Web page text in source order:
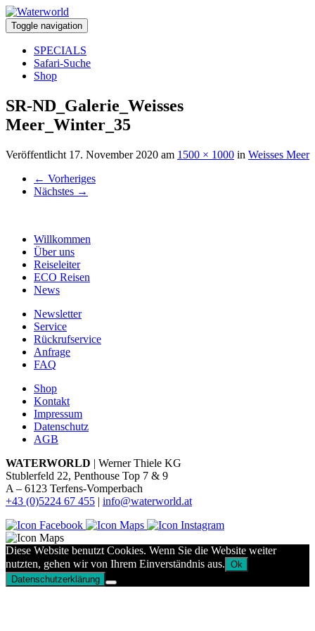
Toggle navigation
SPECIALS
Safari-Suche
Shop
SR-ND_Galerie_Weisses
Meer_Winter_35
Veröffentlicht 17. November 2020 am 1500 × 1000 in Weisses Meer
← Vorheriges
Nächstes →
Willkommen
Über uns
Reiseleiter
ECO Reisen
News
Newsletter
Service
Rückrufservice
Anfrage
FAQ
Shop
Kontakt
Impressum
Datenschutz
AGB
WATERWORLD | Werner Thiele KG
Stublerfeld 22, Penthouse Top 7 & 9
A – 6123 Terfens-Vomperbach
+43 (0)5224 67 455 | info@waterworld.at
Diese Website benutzt Cookies. Wenn Sie die Website weiter
nutzten, gehen wir von Ihrem Einverständnis aus. Ok
Datenschutzerklärung